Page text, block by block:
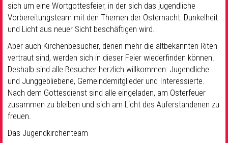
sich um eine Wortgottesfeier, in der sich das jugendliche
Vorbereitungsteam mit den Themen der Osternacht: Dunkelheit
und Licht aus neuer Sicht beschäftigen wird.
Aber auch Kirchenbesucher, denen mehr die altbekannten Riten
vertraut sind, werden sich in dieser Feier wiederfinden können.
Deshalb sind alle Besucher herzlich willkommen: Jugendliche
und Junggebliebene, Gemeindemitglieder und Interessierte.
Nach dem Gottesdienst sind alle eingeladen, am Osterfeuer
zusammen zu bleiben und sich am Licht des Auferstandenen zu
freuen.
Das Jugendkirchenteam